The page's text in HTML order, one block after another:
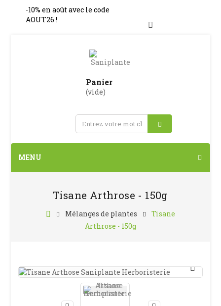
-10% en août avec le code
AOUT26 !
Panier
(vide)
MENU
Tisane Arthrose - 150g
Mélanges de plantes
Tisane
Arthrose - 150g